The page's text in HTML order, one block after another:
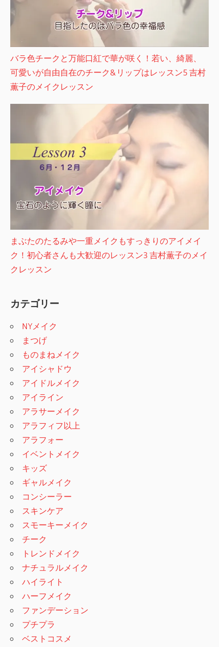
バラ色チークと万能口紅で華が咲く！若い、綺麗、
可愛いが自由自在のチーク&リップはレッスン5 吉村
薫子のメイクレッスン
まぶたのたるみや一重メイクもすっきりのアイメイ
ク！初心者さんも大歓迎のレッスン3 吉村薫子のメイ
クレッスン
カテゴリー
NYメイク
まつげ
ものまねメイク
アイシャドウ
アイドルメイク
アイライン
アラサーメイク
アラフィフ以上
アラフォー
イベントメイク
キッズ
ギャルメイク
コンシーラー
スキンケア
スモーキーメイク
チーク
トレンドメイク
ナチュラルメイク
ハイライト
ハーフメイク
ファンデーション
プチプラ
ベストコスメ